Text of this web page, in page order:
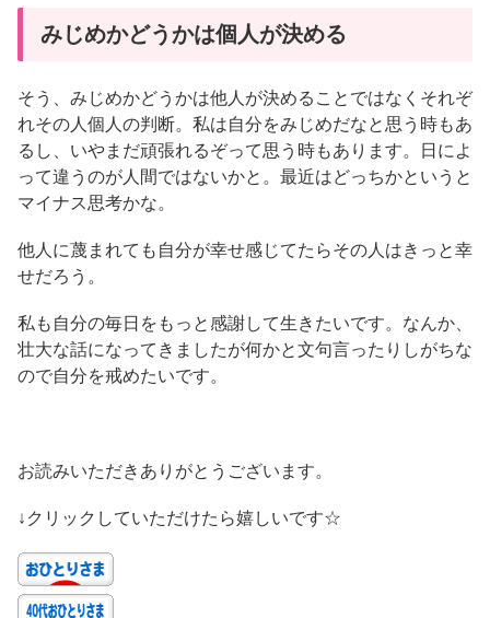
みじめかどうかは個人が決める
そう、みじめかどうかは他人が決めることではなくそれぞ
れその人個人の判断。私は自分をみじめだなと思う時もあ
るし、いやまだ頑張れるぞって思う時もあります。日によ
って違うのが人間ではないかと。最近はどっちかというと
マイナス思考かな。
他人に蔑まれても自分が幸せ感じてたらその人はきっと幸
せだろう。
私も自分の毎日をもっと感謝して生きたいです。なんか、
壮大な話になってきましたが何かと文句言ったりしがちな
ので自分を戒めたいです。
お読みいただきありがとうございます。
↓クリックしていただけたら嬉しいです☆